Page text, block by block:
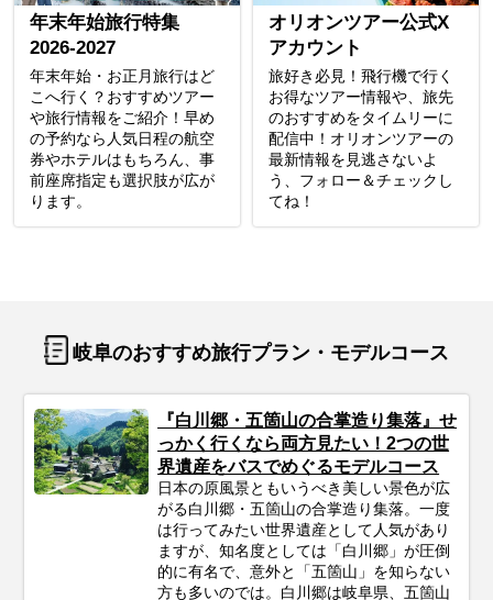
年末年始旅行特集
2026-2027
年末年始・お正月旅行はど
こへ行く？おすすめツアー
や旅行情報をご紹介！早め
の予約なら人気日程の航空
券やホテルはもちろん、事
前座席指定も選択肢が広が
ります。
オリオンツアー公式X
アカウント
旅好き必見！飛行機で行く
お得なツアー情報や、旅先
のおすすめをタイムリーに
配信中！オリオンツアーの
最新情報を見逃さないよ
う、フォロー＆チェックし
てね！
岐阜のおすすめ旅行プラン・モデルコース
『白川郷・五箇山の合掌造り集落』せ
っかく行くなら両方見たい！2つの世
界遺産をバスでめぐるモデルコース
日本の原風景ともいうべき美しい景色が広
がる白川郷・五箇山の合掌造り集落。一度
は行ってみたい世界遺産として人気があり
ますが、知名度としては「白川郷」が圧倒
的に有名で、意外と「五箇山」を知らない
方も多いのでは。白川郷は岐阜県、五箇山